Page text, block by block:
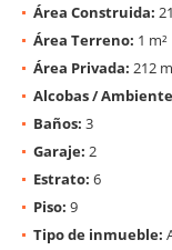
Área Construida:
Área Terreno: 1 m²
Área Privada: 212
Alcobas /
Baños: 3
Garaje: 2
Estrato: 6
Piso: 9
Tipo de inmueble: